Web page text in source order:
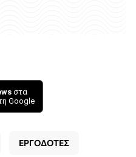
στα
Google
ΕΡΓΟΔΟΤΕΣ